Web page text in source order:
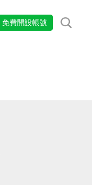
免費開設帳號